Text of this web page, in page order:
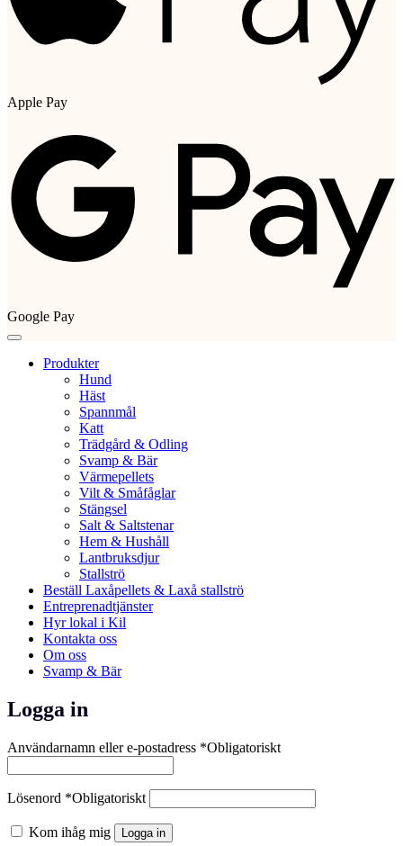
Apple Pay
Google Pay
Produkter
Hund
Häst
Spannmål
Katt
Trädgård & Odling
Svamp & Bär
Värmepellets
Vilt & Småfåglar
Stängsel
Salt & Saltstenar
Hem & Hushåll
Lantbruksdjur
Stallströ
Beställ Laxåpellets & Laxå stallströ
Entreprenadtjänster
Hyr lokal i Kil
Kontakta oss
Om oss
Svamp & Bär
Logga in
Användarnamn eller e-postadress *Obligatoriskt
Lösenord *Obligatoriskt
Kom ihåg mig Logga in